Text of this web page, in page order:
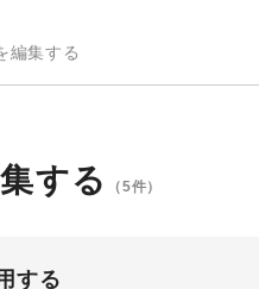
編集する
する （5件）
する